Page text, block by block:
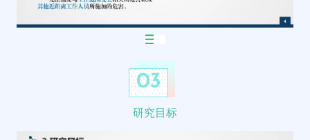
03
研究目标